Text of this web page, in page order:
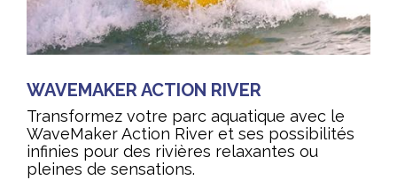
WAVEMAKER ACTION RIVER
Transformez votre parc aquatique avec le
WaveMaker Action River et ses possibilités
infinies pour des rivières relaxantes ou
pleines de sensations.